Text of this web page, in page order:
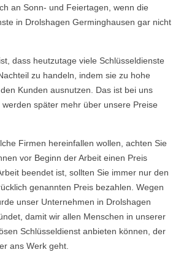
an Sonn- und Feiertagen, wenn die
in Drolshagen Germinghausen gar nicht
dass heutzutage viele Schlüsseldienste
zu handeln, indem sie zu hohe
Kunden ausnutzen. Das ist bei uns
später mehr über unsere Preise
Firmen hereinfallen wollen, achten Sie
vor Beginn der Arbeit einen Preis
beendet ist, sollten Sie immer nur den
genannten Preis bezahlen. Wegen
unser Unternehmen in Drolshagen
damit wir allen Menschen in unserer
Schlüsseldienst anbieten können, der
ans Werk geht.